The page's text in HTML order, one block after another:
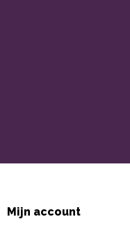
Mijn account